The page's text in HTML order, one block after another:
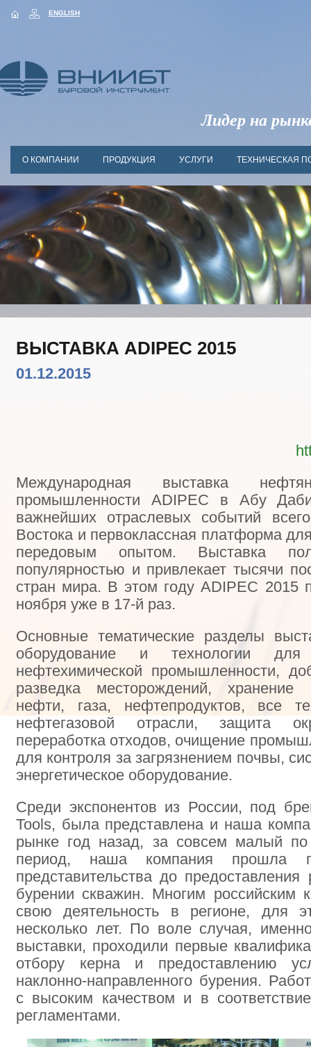
ENGLISH
Лидер на
О КОМПАНИИ ПРОДУКЦИЯ УСЛУГИ ТЕХНИЧЕСКАЯ
ВЫСТАВКА ADIPEC 2015
01.12.2015
Международная выставка
промышленности ADIPEC в Абу
важнейших отраслевых событий
Востока и первоклассная платформа
передовым опытом. Выставка
популярностью и привлекает тысячи
стран мира. В этом году ADIPEC 2015
ноября уже в 17-й раз.
Основные тематические разделы
оборудование и технологии
нефтехимической промышленности,
разведка месторождений, хранение
нефти, газа, нефтепродуктов, все
нефтегазовой отрасли, защита
переработка отходов, очищение
для контроля за загрязнением почвы,
энергетическое оборудование.
Среди экспонентов из России, под
Tools, была представлена и наша
рынке год назад, за совсем малый
период, наша компания прошла
представительства до
бурении скважин. Многим российским
свою деятельность в регионе, для
несколько лет. По воле случая,
выставки, проходили первые
отбору керна и предоставлению
наклонно-направленного бурения.
с высоким качеством и в
регламентами.